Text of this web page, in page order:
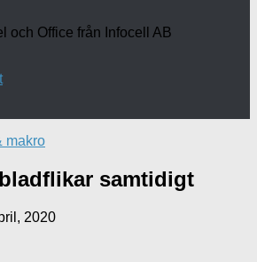
och Office från Infocell AB
makro
samtidigt
2020